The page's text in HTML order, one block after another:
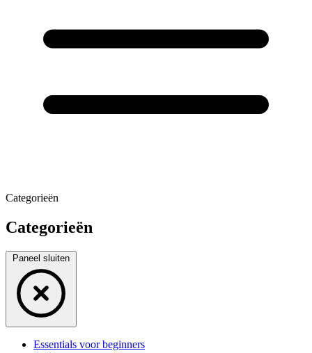
Categorieën
Categorieën
Paneel sluiten
Essentials voor beginners